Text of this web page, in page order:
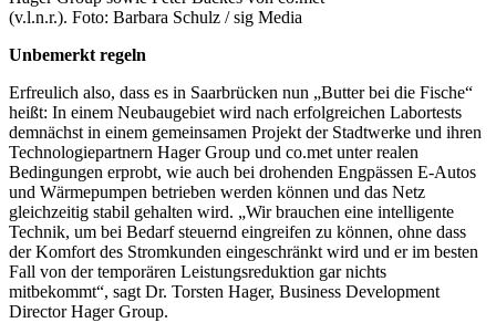
(v.l.n.r.). Foto: Barbara Schulz / sig Media
Unbemerkt regeln
Erfreulich also, dass es in Saarbrücken nun „Butter bei die Fische“
heißt: In einem Neubaugebiet wird nach erfolgreichen Labortests
demnächst in einem gemeinsamen Projekt der Stadtwerke und ihren
Technologiepartnern Hager Group und co.met unter realen
Bedingungen erprobt, wie auch bei drohenden Engpässen E-Autos
und Wärmepumpen betrieben werden können und das Netz
gleichzeitig stabil gehalten wird. „Wir brauchen eine intelligente
Technik, um bei Bedarf steuernd eingreifen zu können, ohne dass
der Komfort des Stromkunden eingeschränkt wird und er im besten
Fall von der temporären Leistungsreduktion gar nichts
mitbekommt“, sagt Dr. Torsten Hager, Business Development
Director Hager Group.